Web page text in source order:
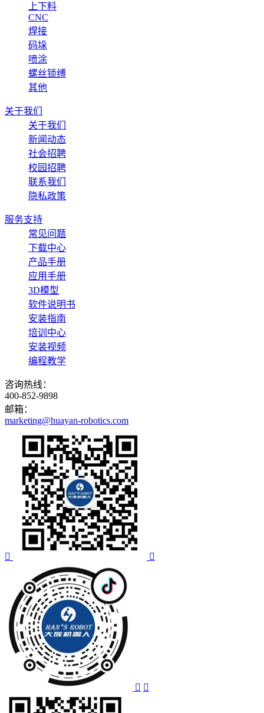
上下料
CNC
焊接
码垛
喷涂
螺丝锁缚
其他
关于我们
关于我们
新闻动态
社会招聘
校园招聘
联系我们
隐私政策
服务支持
常见问题
下载中心
产品手册
应用手册
3D模型
软件说明书
安装指南
培训中心
安装视频
编程教学
咨询热线：
400-852-9898
邮箱：
marketing@huayan-robotics.com